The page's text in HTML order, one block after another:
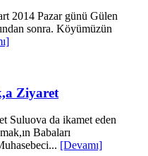
2014 Pazar günü Gülen
sonra. Köyümüzün
Ziyaret
Suluova da ikamet eden
Babaları
[Devamı]